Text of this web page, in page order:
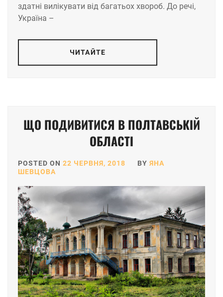
здатні вилікувати від багатьох хвороб. До речі,
Україна –
ЧИТАЙТЕ
ЩО ПОДИВИТИСЯ В ПОЛТАВСЬКІЙ
ОБЛАСТІ
POSTED ON 22 ЧЕРВНЯ, 2018 BY ЯНА
ШЕВЦОВА